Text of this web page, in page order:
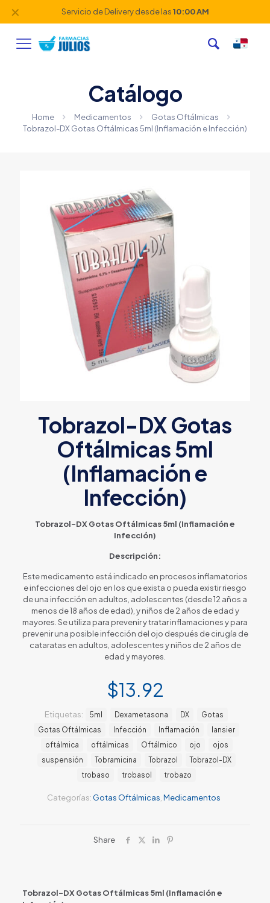
Servicio de Delivery desde las10:00 AM
✕
Catálogo
Home Medicamentos
Gotas Oftálmicas
Tobrazol-DX Gotas Oftálmicas 5ml (Inflamación e Infección)
Tobrazol-DX Gotas
Oftálmicas 5ml
(Inflamación e
Infección)
Tobrazol-DX Gotas Oftálmicas 5ml (Inflamación e
Infección)
Descripción:
Este medicamento está indicado en procesos inflamatorios
e infecciones del ojo en los que exista o pueda existir riesgo
de una infección en adultos, adolescentes (desde 12 años a
menos de 18 años de edad), y niños de 2 años de edad y
mayores. Se utiliza para prevenir y tratar inflamaciones y para
prevenir una posible infección del ojo después de cirugía de
cataratas en adultos, adolescentes y niños de 2 años de
edad y mayores.
$13.92
Categorías: Gotas Oftálmicas Medicamentos
Etiquetas: 5ml Dexametasona DX
Gotas
Gotas Oftálmicas
Infección Inflamación
lansier
oftálmica
oftálmicas Oftálmico ojo
ojos
suspensión
Tobramicina Tobrazol
Tobrazol-DX
trobaso
trobasol trobazo
Share
Tobrazol-DX Gotas Oftálmicas 5ml (Inflamación e